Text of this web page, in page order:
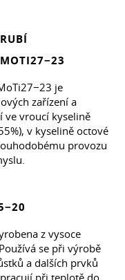
je
zařízení a
ve vroucí kyselině
v kyselině octové
provozu
z vysoce
se při výrobě
a dalších prvků